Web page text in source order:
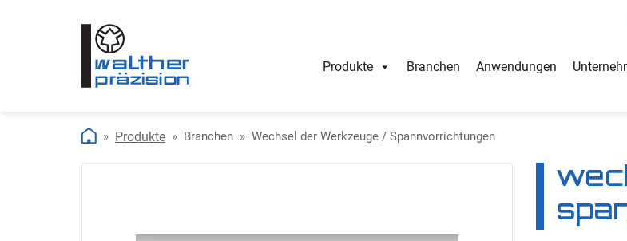
Produkte Branchen Anwendungen
Produkte Branchen Wechsel der Werkzeuge / Spannvorrichtungen